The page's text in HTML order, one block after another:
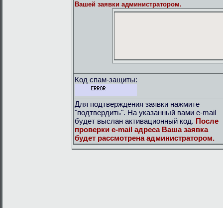
Вашей заявки администратором.
Код спам-защиты:
Для подтверждения заявки нажмите
"подтвердить". На указанный вами e-mail
будет выслан активационный код. После
проверки e-mail адреса Ваша заявка
будет рассмотрена администратором.